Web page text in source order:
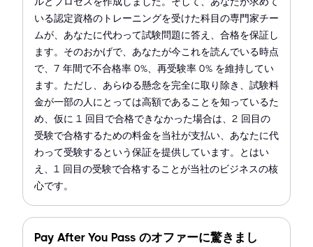
いる認定資格のトレーニングを受けた科目の専門家チー
ムが、あなたに代わって試験問題に答え、合格を保証し
ます。そのおかげで、あなたが今これを読んでいる時点
で、7 年間で不合格率 0%、再受験率 0% を維持してい
ます。ただし、あらゆる懸念を完全に取り除き、試験料
金が一部の人にとっては高額であることを知っているた
め、仮に 1 回目で合格できなかった場合は、2 回目の
受験で合格するための料金を当社が支払い、あなたに代
わって受験するという保証を提供しています。とはい
え、1 回目の受験で合格することが当社のビジネスの核
心です。
Pay After You Pass のオファーに驚きまし